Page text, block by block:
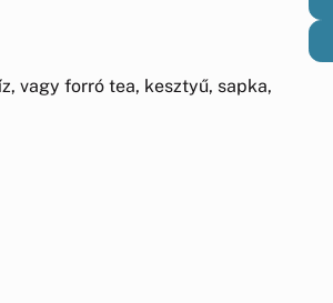
vagy forró tea, kesztyű, sapka,